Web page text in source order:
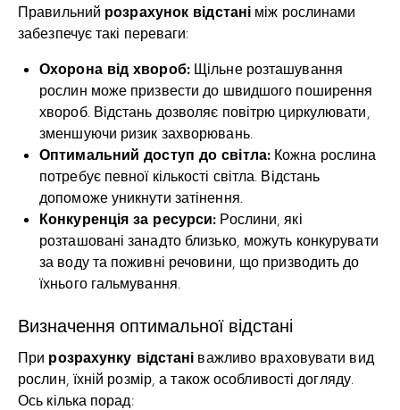
Правильний розрахунок відстані між рослинами
забезпечує такі переваги:
Охорона від хвороб:Щільне розташування
рослин може призвести до швидшого поширення
хвороб. Відстань дозволяє повітрю циркулювати,
зменшуючи ризик захворювань.
Оптимальний доступ до світла:Кожна рослина
потребує певної кількості світла. Відстань
допоможе уникнути затінення.
Конкуренція за ресурси: Рослини, які
розташовані занадто близько, можуть конкурувати
за воду та поживні речовини, що призводить до
їхнього гальмування.
Визначення оптимальної відстані
При розрахунку відстані важливо враховувати вид
рослин, їхній розмір, а також особливості догляду.
Ось кілька порад: